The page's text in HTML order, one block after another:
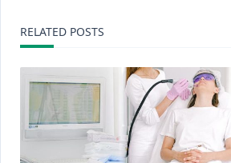
reader-
text">Page</
RELATED POSTS